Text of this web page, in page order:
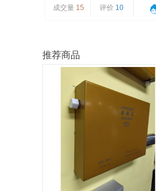
成交量 15 评价 10
推荐商品